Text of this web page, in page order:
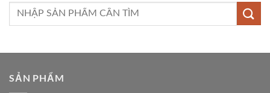
Tìm
SẢN PHẨM